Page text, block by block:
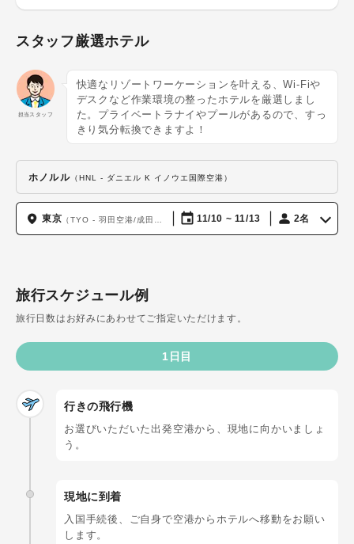
スタッフ厳選ホテル
担当スタッフ
快適なリゾートワーケーションを叶える、Wi-Fiや
デスクなど作業環境の整ったホテルを厳選しまし
た。プライベートラナイやプールがあるので、すっ
きり気分転換できますよ！
ホノルル（HNL - ダニエル K イノウエ国際空港）
東京 11/10 ~ 11/13 2名
旅行スケジュール例
旅行日数はお好みにあわせてご指定いただけます。
1日目
行きの飛行機
お選びいただいた出発空港から、現地に向かいましょ
う。
現地に到着
入国手続後、ご自身で空港からホテルへ移動をお願い
します。